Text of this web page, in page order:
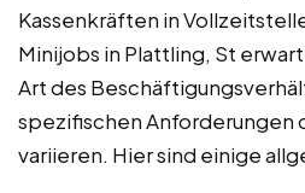
Kassenkräften in
Minijobs in Plattling, St
Art des
spezifischen Anforderungen
variieren. Hier sind einige